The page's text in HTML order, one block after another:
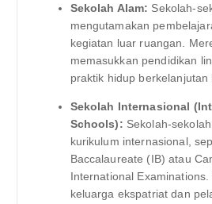
Sekolah Alam: Sekolah-
mengutamakan
kegiatan luar ruangan.
memasukkan pendidikan
praktik hidup berkelanjutan
Sekolah Internasional
Schools): Sekolah-
kurikulum internasional,
Baccalaureate (IB) atau
International
keluarga ekspatriat dan